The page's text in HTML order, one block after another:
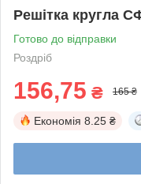
Решітка кругла
Готово до відправки
Роздріб
156,75 ₴ 165 ₴
Економія 8.25 ₴